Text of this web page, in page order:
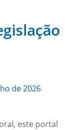
de 2026
este portal